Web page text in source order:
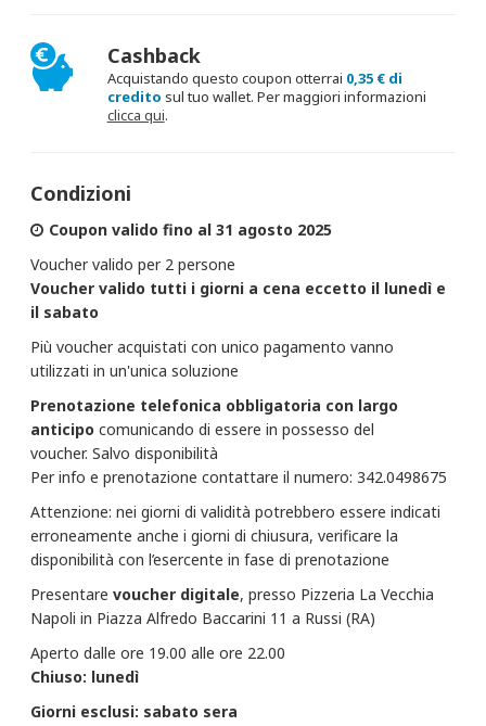
Cashback
Acquistando questo coupon otterrai 0,35 € di
credito sul tuo wallet. Per maggiori informazioni
clicca qui.
Condizioni
Coupon valido fino al 31 agosto 2025
Voucher valido per 2 persone
Voucher valido tutti i giorni a cena eccetto il lunedì e
il sabato
Più voucher acquistati con unico pagamento vanno
utilizzati in un'unica soluzione
Prenotazione telefonica obbligatoria con largo
anticipo comunicando di essere in possesso del
voucher. Salvo disponibilità
Per info e prenotazione contattare il numero: 342.0498675
Attenzione: nei giorni di validità potrebbero essere indicati
erroneamente anche i giorni di chiusura, verificare la
disponibilità con l’esercente in fase di prenotazione
Presentarevoucher digitale, presso Pizzeria La Vecchia
Napoli in Piazza Alfredo Baccarini 11 a Russi (RA)
Aperto dalle ore 19.00 alle ore 22.00
Chiuso: lunedì
Giorni esclusi: sabato sera